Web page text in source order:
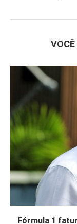
Fórmula 1